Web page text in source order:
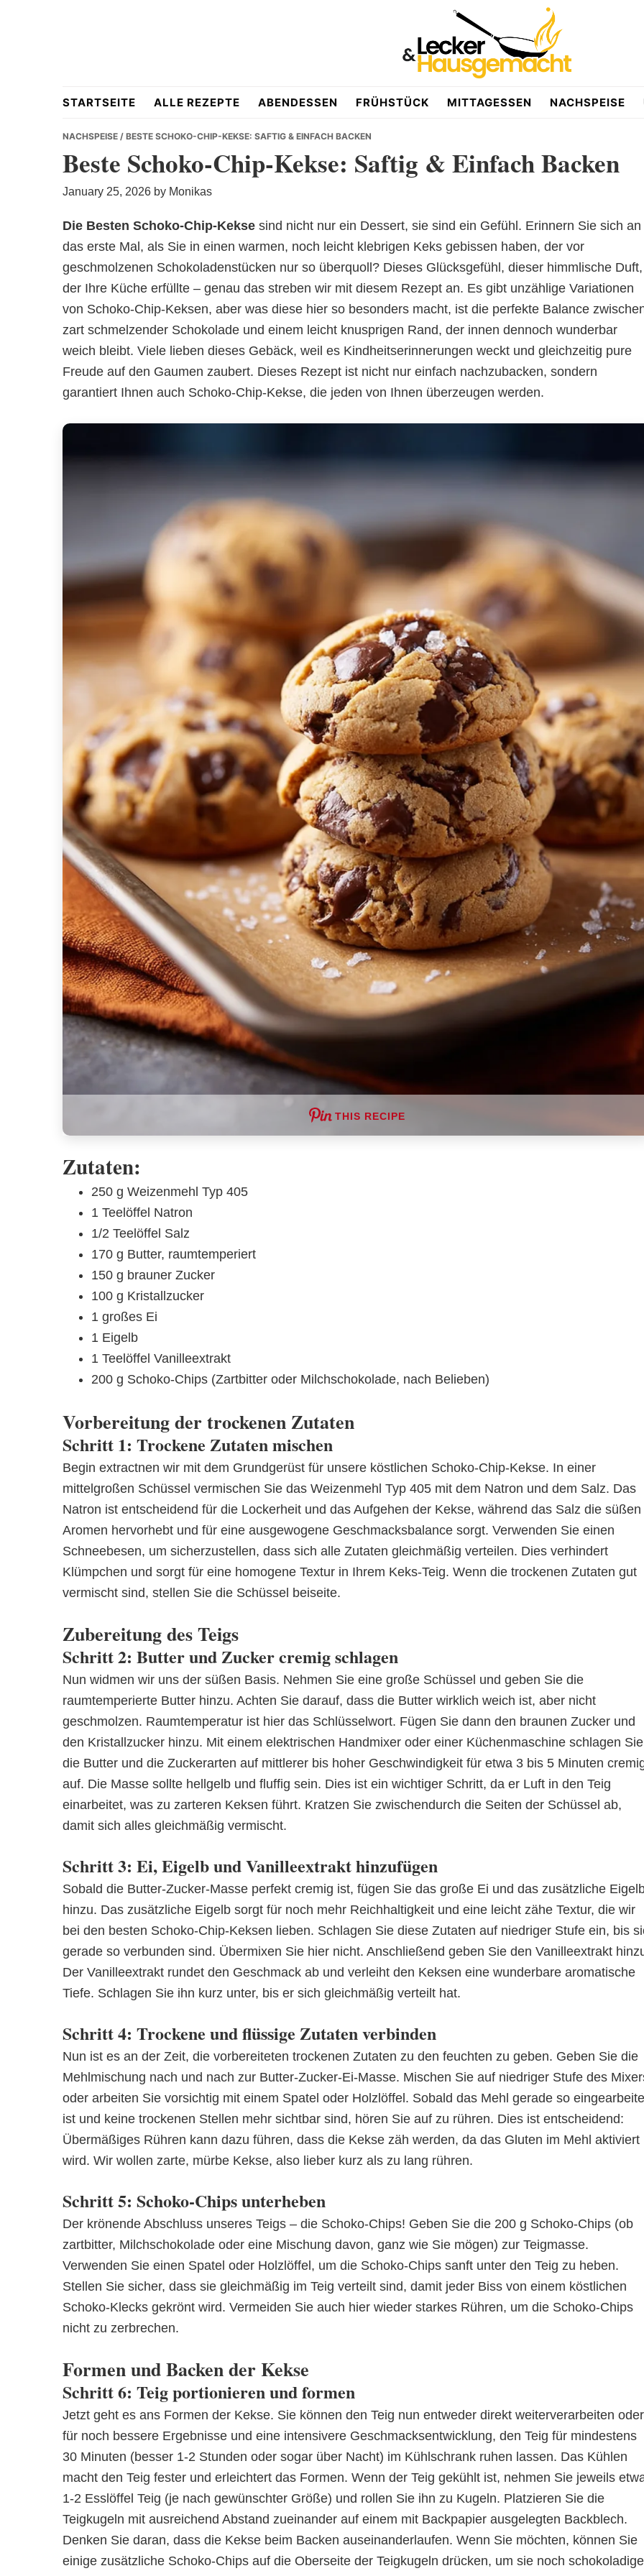
Hausgemacht
&
Lecker
STARTSEITE ALLE REZEPTE ABENDESSEN FRÜHSTÜCK MITTAGESSEN NACHSPEISE
NACHSPEISE / BESTE SCHOKO-CHIP-KEKSE: SAFTIG & EINFACH BACKEN
Beste Schoko-Chip-Kekse: Saftig & Einfach Backen
January 25, 2026 by Monikas
Die Besten Schoko-Chip-Kekse sind nicht nur ein Dessert, sie sind ein Gefühl. Erinnern Sie sich an
das erste Mal, als Sie in einen warmen, noch leicht klebrigen Keks gebissen haben, der vor
geschmolzenen Schokoladenstücken nur so überquoll? Dieses Glücksgefühl, dieser himmlische Duft,
der Ihre Küche erfüllte – genau das streben wir mit diesem Rezept an. Es gibt unzählige Variationen
von Schoko-Chip-Keksen, aber was diese hier so besonders macht, ist die perfekte Balance
zart schmelzender Schokolade und einem leicht knusprigen Rand, der innen dennoch wunderbar
weich bleibt. Viele lieben dieses Gebäck, weil es Kindheitserinnerungen weckt und gleichzeitig pure
Freude auf den Gaumen zaubert. Dieses Rezept ist nicht nur einfach nachzubacken, sondern
garantiert Ihnen auch Schoko-Chip-Kekse, die jeden von Ihnen überzeugen werden.
THIS RECIPE
Zutaten:
250 g Weizenmehl Typ 405
1 Teelöffel Natron
1/2 Teelöffel Salz
170 g Butter, raumtemperiert
150 g brauner Zucker
100 g Kristallzucker
1 großes Ei
1 Eigelb
1 Teelöffel Vanilleextrakt
200 g Schoko-Chips (Zartbitter oder Milchschokolade, nach Belieben)
Vorbereitung der trockenen Zutaten
Schritt 1: Trockene Zutaten mischen
Begin extractnen wir mit dem Grundgerüst für unsere köstlichen Schoko-Chip-Kekse. In einer
mittelgroßen Schüssel vermischen Sie das Weizenmehl Typ 405 mit dem Natron und dem Salz. Das
Natron ist entscheidend für die Lockerheit und das Aufgehen der Kekse, während das Salz die süßen
Aromen hervorhebt und für eine ausgewogene Geschmacksbalance sorgt. Verwenden Sie einen
Schneebesen, um sicherzustellen, dass sich alle Zutaten gleichmäßig verteilen. Dies verhindert
Klümpchen und sorgt für eine homogene Textur in Ihrem Keks-Teig. Wenn die trockenen Zutaten gut
vermischt sind, stellen Sie die Schüssel beiseite.
Zubereitung des Teigs
Schritt 2: Butter und Zucker cremig schlagen
Nun widmen wir uns der süßen Basis. Nehmen Sie eine große Schüssel und geben Sie die
raumtemperierte Butter hinzu. Achten Sie darauf, dass die Butter wirklich weich ist, aber nicht
geschmolzen. Raumtemperatur ist hier das Schlüsselwort. Fügen Sie dann den braunen Zucker und
den Kristallzucker hinzu. Mit einem elektrischen Handmixer oder einer Küchenmaschine schlagen Sie
die Butter und die Zuckerarten auf mittlerer bis hoher Geschwindigkeit für etwa 3 bis 5 Minuten
auf. Die Masse sollte hellgelb und fluffig sein. Dies ist ein wichtiger Schritt, da er Luft in den Teig
einarbeitet, was zu zarteren Keksen führt. Kratzen Sie zwischendurch die Seiten der Schüssel ab,
damit sich alles gleichmäßig vermischt.
Schritt 3: Ei, Eigelb und Vanilleextrakt hinzufügen
Sobald die Butter-Zucker-Masse perfekt cremig ist, fügen Sie das große Ei und das zusätzliche
hinzu. Das zusätzliche Eigelb sorgt für noch mehr Reichhaltigkeit und eine leicht zähe Textur, die wir
bei den besten Schoko-Chip-Keksen lieben. Schlagen Sie diese Zutaten auf niedriger Stufe ein, bis
gerade so verbunden sind. Übermixen Sie hier nicht. Anschließend geben Sie den Vanilleextrakt
Der Vanilleextrakt rundet den Geschmack ab und verleiht den Keksen eine wunderbare aromatische
Tiefe. Schlagen Sie ihn kurz unter, bis er sich gleichmäßig verteilt hat.
Schritt 4: Trockene und flüssige Zutaten verbinden
Nun ist es an der Zeit, die vorbereiteten trockenen Zutaten zu den feuchten zu geben. Geben Sie die
Mehlmischung nach und nach zur Butter-Zucker-Ei-Masse. Mischen Sie auf niedriger Stufe des
oder arbeiten Sie vorsichtig mit einem Spatel oder Holzlöffel. Sobald das Mehl gerade so
ist und keine trockenen Stellen mehr sichtbar sind, hören Sie auf zu rühren. Dies ist entscheidend:
Übermäßiges Rühren kann dazu führen, dass die Kekse zäh werden, da das Gluten im Mehl aktiviert
wird. Wir wollen zarte, mürbe Kekse, also lieber kurz als zu lang rühren.
Schritt 5: Schoko-Chips unterheben
Der krönende Abschluss unseres Teigs – die Schoko-Chips! Geben Sie die 200 g Schoko-Chips (ob
zartbitter, Milchschokolade oder eine Mischung davon, ganz wie Sie mögen) zur Teigmasse.
Verwenden Sie einen Spatel oder Holzlöffel, um die Schoko-Chips sanft unter den Teig zu heben.
Stellen Sie sicher, dass sie gleichmäßig im Teig verteilt sind, damit jeder Biss von einem köstlichen
Schoko-Klecks gekrönt wird. Vermeiden Sie auch hier wieder starkes Rühren, um die Schoko-Chips
nicht zu zerbrechen.
Formen und Backen der Kekse
Schritt 6: Teig portionieren und formen
Jetzt geht es ans Formen der Kekse. Sie können den Teig nun entweder direkt weiterverarbeiten
für noch bessere Ergebnisse und eine intensivere Geschmacksentwicklung, den Teig für mindestens
30 Minuten (besser 1-2 Stunden oder sogar über Nacht) im Kühlschrank ruhen lassen. Das Kühlen
macht den Teig fester und erleichtert das Formen. Wenn der Teig gekühlt ist, nehmen Sie jeweils
1-2 Esslöffel Teig (je nach gewünschter Größe) und rollen Sie ihn zu Kugeln. Platzieren Sie die
Teigkugeln mit ausreichend Abstand zueinander auf einem mit Backpapier ausgelegten Backblech.
Denken Sie daran, dass die Kekse beim Backen auseinanderlaufen. Wenn Sie möchten, können Sie
einige zusätzliche Schoko-Chips auf die Oberseite der Teigkugeln drücken, um sie noch